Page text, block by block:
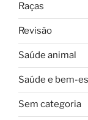
Raças
Revisão
Saúde animal
Saúde e bem-
Sem categoria